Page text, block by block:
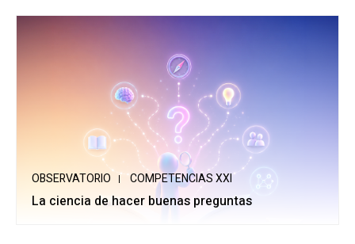
OBSERVATORIO COMPETENCIAS XXI
La ciencia de hacer buenas preguntas